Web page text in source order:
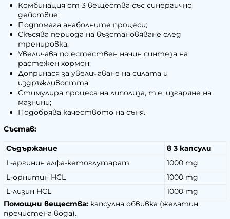
Комбинация от 3 вещества със синергично
действие;
Подпомага анаболните процеси;
Скъсява периода на възстановяване след
тренировка;
Увеличава по естествен начин синтеза на
растежен хормон;
Допринася за увеличаване на силата и
издръжливостта;
Стимулира процеса на липолиза, т.е. изгаряне на
мазнини;
Подобрява качеството на съня.
Състав:
Съдържание
в 3 капсули
L-аргинин алфа-кетоглутарат
1000 mg
L-орнитин HCL
1000 mg
L-лизин HCL
1000 mg
Помощни вещества: капсулна обвивка (желатин,
пречистена вода).